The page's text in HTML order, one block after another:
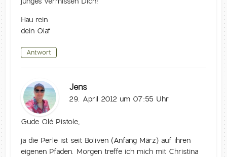
Hau rein
dein Olaf
Antwort
Jens
29. April 2012 um 07:55 Uhr
Gude Olé Pistole,
ja die Perle ist seit Boliven (Anfang März) auf ihren
eigenen Pfaden. Morgen treffe ich mich mit Christina